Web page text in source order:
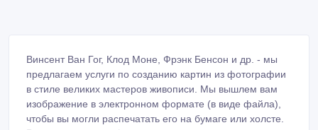
Винсент Ван Гог, Клод Моне, Фрэнк Бенсон и др. - мы
предлагаем услуги по созданию картин из фотографии
в стиле великих мастеров живописи. Мы вышлем вам
изображение в электронном формате (в виде файла),
чтобы вы могли распечатать его на бумаге или холсте.